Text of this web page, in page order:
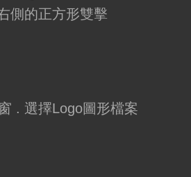
側的正方形雙擊
. 選擇Logo圖形檔案